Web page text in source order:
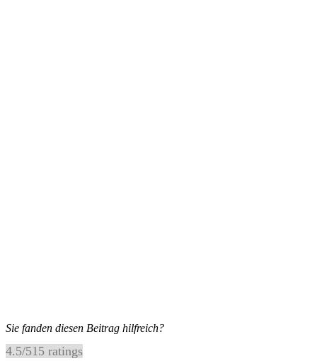
Sie fanden diesen Beitrag hilfreich?
4.5/515 ratings